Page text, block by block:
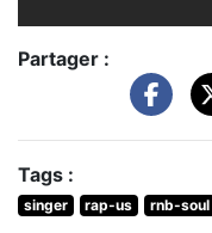
Partager :
Tags :
singer rap-us rnb-soul